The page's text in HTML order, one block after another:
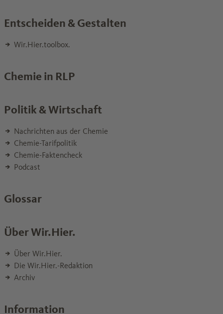
Entscheiden & Gestalten
Wir.Hier.toolbox.
Chemie in RLP
Politik & Wirtschaft
Nachrichten aus der Chemie
Chemie-Tarifpolitik
Chemie-Faktencheck
Podcast
Glossar
Über Wir.Hier.
Über Wir.Hier.
Die Wir.Hier.-Redaktion
Archiv
Information